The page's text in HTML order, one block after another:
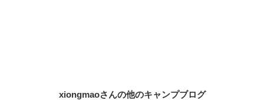
xiongmaoさんの他のキャンプブログ